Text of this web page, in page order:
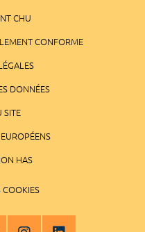
CHU
CONFORME
DONNÉES
SITE
HAS
COOKIES